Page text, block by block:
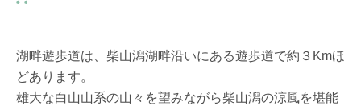
湖畔遊歩道は、柴山潟湖畔沿いにある遊歩道で約３Kmほ
どあります。
雄大な白山山系の山々を望みながら柴山潟の涼風を堪能